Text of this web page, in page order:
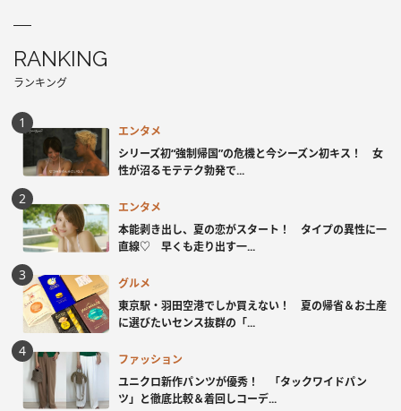
RANKING
ランキング
エンタメ
シリーズ初“強制帰国”の危機と今シーズン初キス！ 女
性が沼るモテテク勃発で...
エンタメ
本能剥き出し、夏の恋がスタート！ タイプの異性に一
直線♡ 早くも走り出す一...
グルメ
東京駅・羽田空港でしか買えない！ 夏の帰省＆お土産
に選びたいセンス抜群の「...
ファッション
ユニクロ新作パンツが優秀！ 「タックワイドパン
ツ」と徹底比較＆着回しコーデ...